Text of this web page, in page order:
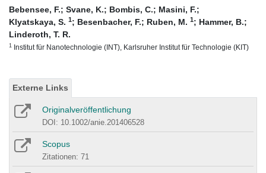
Bebensee, F.; Svane, K.; Bombis, C.; Masini, F.;
Klyatskaya, S. 1; Besenbacher, F.; Ruben, M. 1; Hammer, B.;
Linderoth, T. R.
1 Institut für Nanotechnologie (INT), Karlsruher Institut für Technologie (KIT)
Externe Links
Originalveröffentlichung
DOI: 10.1002/anie.201406528
Scopus
Zitationen: 71